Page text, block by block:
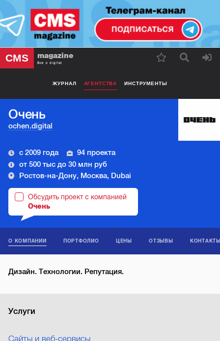
CMS magazine
Все о digital
ЖУРНАЛ АГЕНТСТВА ИНСТРУМЕНТЫ
Очень
ochen.digital
с 2009 года
94 проекта
от 500 тыс до 30 млн руб
Ростов-на-Дону, Москва, Dubai
Обсудить проект с компанией
Очень
О КОМПАНИИ ПОРТФОЛИО ЦЕНЫ ОТЗЫВЫ
Дизайн. Технологии. Репутация.
Услуги
Сайты и веб-сервисы